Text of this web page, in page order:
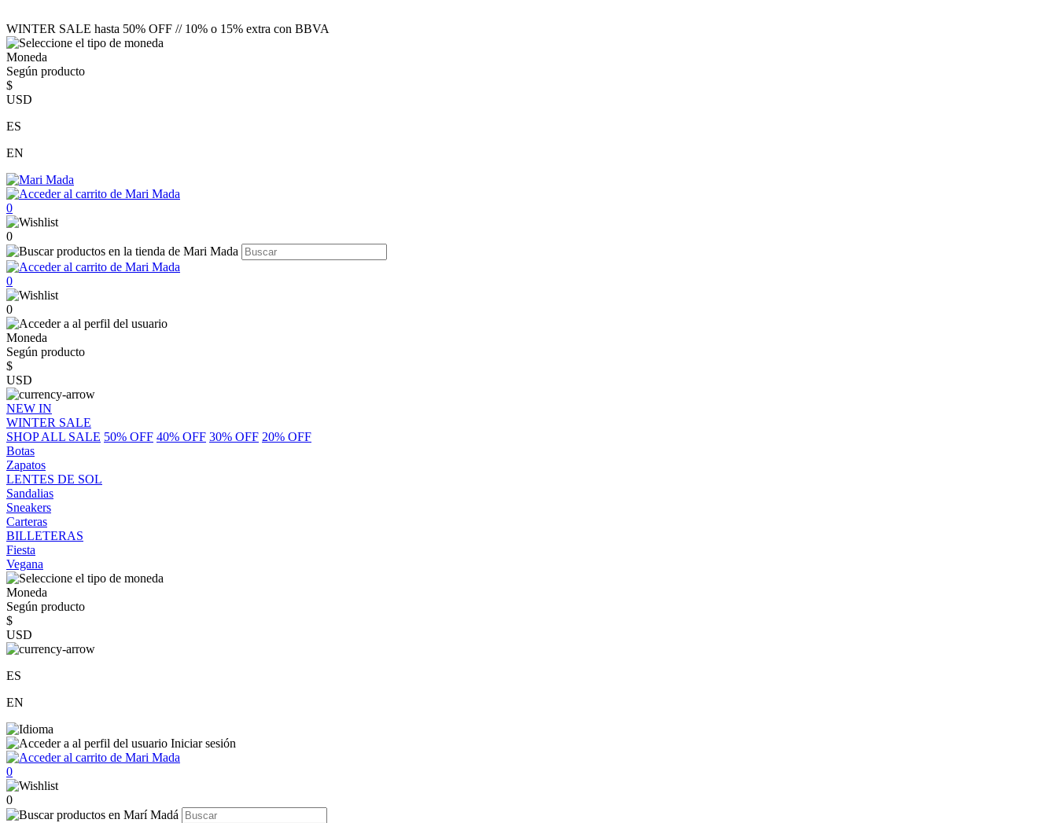
WINTER SALE hasta 50% OFF // 10% o 15% extra con BBVA
Moneda
Según producto
$
USD
ES
EN
0
0
0
0
Moneda
Según producto
$
USD
NEW IN
WINTER SALE
SHOP ALL SALE 50% OFF 40% OFF 30% OFF 20% OFF
Botas
Zapatos
LENTES DE SOL
Sandalias
Sneakers
Carteras
BILLETERAS
Fiesta
Vegana
Moneda
Según producto
$
USD
ES
EN
Iniciar sesión
0
0